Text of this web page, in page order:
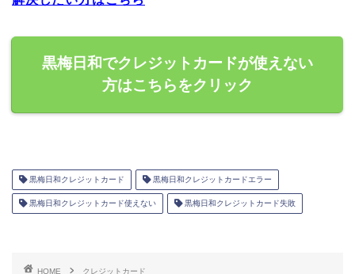
黒梅日和でクレジットカードが使えない
方はこちらをクリック
黒梅日和クレジットカード 黒梅日和クレジットカードエラー
黒梅日和クレジットカード使えない 黒梅日和クレジットカード失敗
HOME クレジットカード